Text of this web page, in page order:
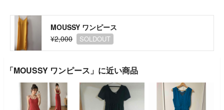
MOUSSY ワンピース
¥2,000
SOLDOUT
「MOUSSY ワンピース」に近い商品